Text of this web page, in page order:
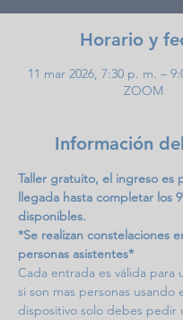
Horario y
11 mar 2026, 7:30 p. m. –
ZOOM
Información
Taller gratuito, el ingreso es
llegada hasta completar los
disponibles.
*Se realizan constelaciones
personas asistentes*
Cada entrada es válida para
si son mas personas usando
dispositivo solo debes pedir